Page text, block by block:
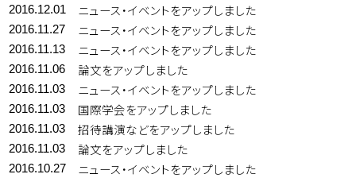
2016.12.01 ニュース・イベントをアップしました
2016.11.27 ニュース・イベントをアップしました
2016.11.13 ニュース・イベントをアップしました
2016.11.06 論文をアップしました
2016.11.03 ニュース・イベントをアップしました
2016.11.03 国際学会をアップしました
2016.11.03 招待講演などをアップしました
2016.11.03 論文をアップしました
2016.10.27 ニュース・イベントをアップしました